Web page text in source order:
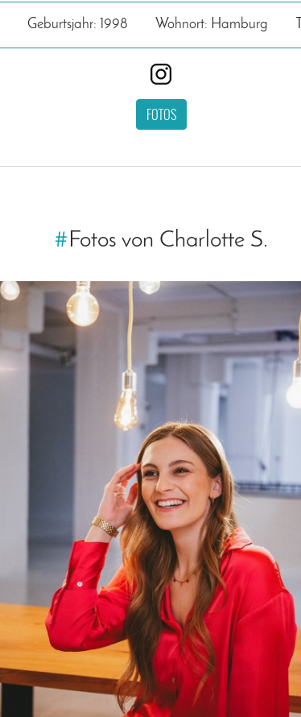
Geburtsjahr: 1998 Wohnort: Hamburg
FOTOS
#Fotos von Charlotte S.